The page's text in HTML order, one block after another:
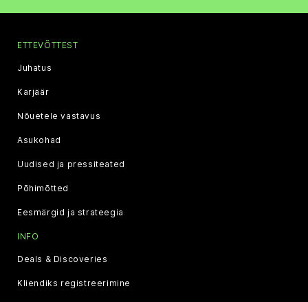
ETTEVÕTTEST
Juhatus
Karjäär
Nõuetele vastavus
Asukohad
Uudised ja pressiteated
Põhimõtted
Eesmärgid ja strateegia
INFO
Deals & Discoveries
Kliendiks registreerimine